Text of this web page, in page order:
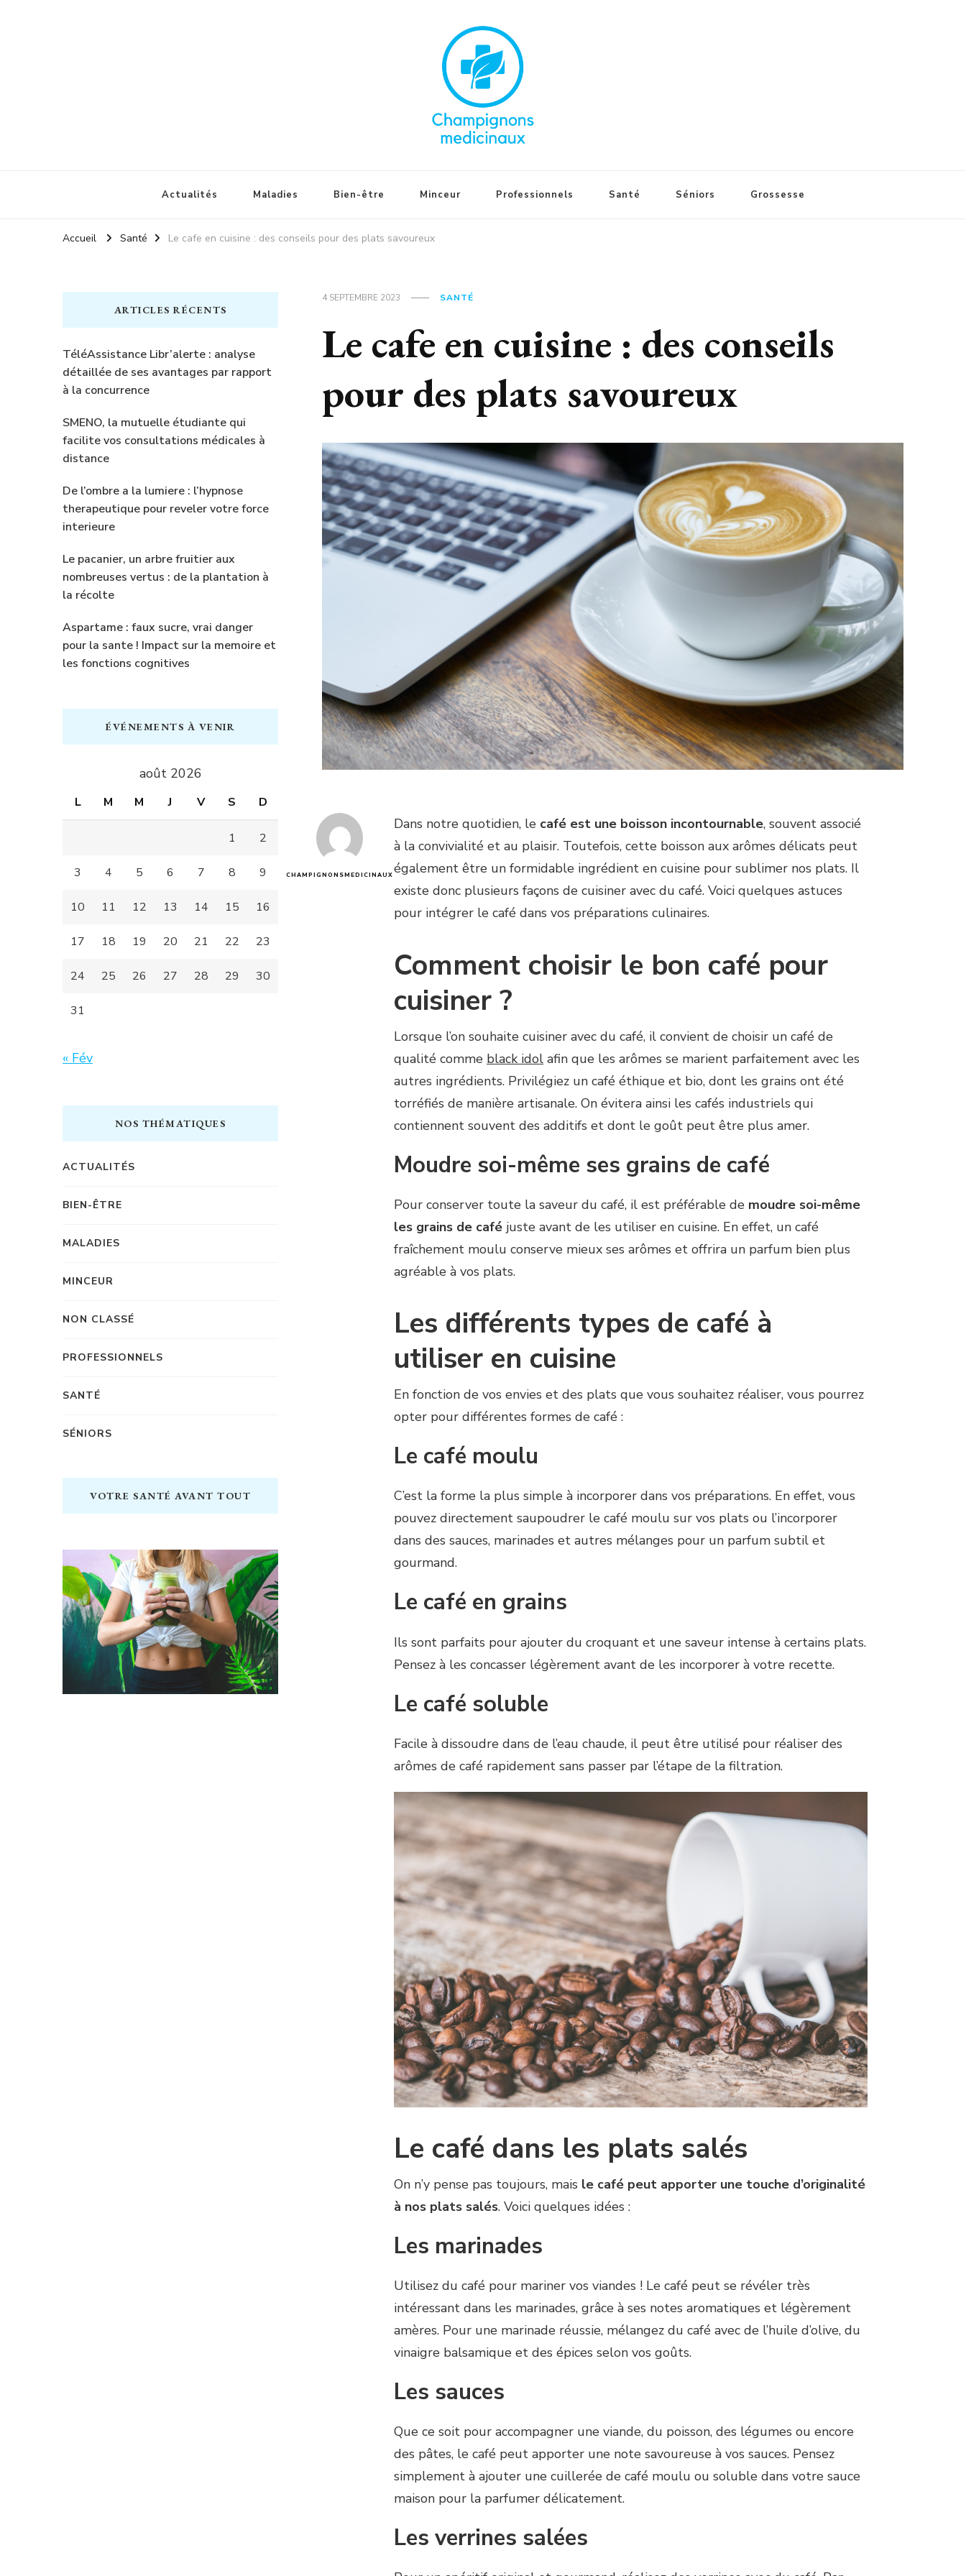
Actualités Maladies Bien-être Minceur Professionnels Santé Séniors Grossesse
Accueil Santé Le cafe en cuisine : des conseils pour des plats savoureux
4 SEPTEMBRE 2023 SANTÉ
Le cafe en cuisine : des conseils
pour des plats savoureux
CHAMPIGNONSMEDICINAUX
Dans notre quotidien, le café est une boisson incontournable, souvent associé
à la convivialité et au plaisir. Toutefois, cette boisson aux arômes délicats peut
également être un formidable ingrédient en cuisine pour sublimer nos plats. Il
existe donc plusieurs façons de cuisiner avec du café. Voici quelques astuces
pour intégrer le café dans vos préparations culinaires.
Comment choisir le bon café pour
cuisiner ?
Lorsque l’on souhaite cuisiner avec du café, il convient de choisir un café de
qualité comme black idol afin que les arômes se marient parfaitement avec les
autres ingrédients. Privilégiez un café éthique et bio, dont les grains ont été
torréfiés de manière artisanale. On évitera ainsi les cafés industriels qui
contiennent souvent des additifs et dont le goût peut être plus amer.
Moudre soi-même ses grains de café
Pour conserver toute la saveur du café, il est préférable de moudre soi-même
les grains de café juste avant de les utiliser en cuisine. En effet, un café
fraîchement moulu conserve mieux ses arômes et offrira un parfum bien plus
agréable à vos plats.
Les différents types de café à
utiliser en cuisine
En fonction de vos envies et des plats que vous souhaitez réaliser, vous pourrez
opter pour différentes formes de café :
Le café moulu
C’est la forme la plus simple à incorporer dans vos préparations. En effet, vous
pouvez directement saupoudrer le café moulu sur vos plats ou l’incorporer
dans des sauces, marinades et autres mélanges pour un parfum subtil et
gourmand.
Le café en grains
Ils sont parfaits pour ajouter du croquant et une saveur intense à certains plats.
Pensez à les concasser légèrement avant de les incorporer à votre recette.
Le café soluble
Facile à dissoudre dans de l’eau chaude, il peut être utilisé pour réaliser des
arômes de café rapidement sans passer par l’étape de la filtration.
Le café dans les plats salés
On n’y pense pas toujours, mais le café peut apporter une touche d’originalité
à nos plats salés. Voici quelques idées :
Les marinades
Utilisez du café pour mariner vos viandes ! Le café peut se révéler très
intéressant dans les marinades, grâce à ses notes aromatiques et légèrement
amères. Pour une marinade réussie, mélangez du café avec de l’huile d’olive, du
vinaigre balsamique et des épices selon vos goûts.
Les sauces
Que ce soit pour accompagner une viande, du poisson, des légumes ou encore
des pâtes, le café peut apporter une note savoureuse à vos sauces. Pensez
simplement à ajouter une cuillerée de café moulu ou soluble dans votre sauce
maison pour la parfumer délicatement.
Les verrines salées
ARTICLES RÉCENTS
TéléAssistance Libr’alerte : analyse
détaillée de ses avantages par rapport
à la concurrence
SMENO, la mutuelle étudiante qui
facilite vos consultations médicales à
distance
De l’ombre a la lumiere : l’hypnose
therapeutique pour reveler votre force
interieure
Le pacanier, un arbre fruitier aux
nombreuses vertus : de la plantation à
la récolte
Aspartame : faux sucre, vrai danger
pour la sante ! Impact sur la memoire et
les fonctions cognitives
ÉVÉNEMENTS À VENIR
août 2026
L M M J V S D
1 2
3 4 5 6 7 8 9
10 11 12 13 14 15 16
17 18 19 20 21 22 23
24 25 26 27 28 29 30
31
« Fév
NOS THÉMATIQUES
ACTUALITÉS
BIEN-ÊTRE
MALADIES
MINCEUR
NON CLASSÉ
PROFESSIONNELS
SANTÉ
SÉNIORS
VOTRE SANTÉ AVANT TOUT